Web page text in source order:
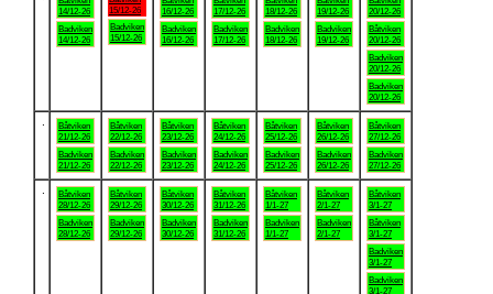
14/12-26
Badviken
14/12-26
15/12-26
Badviken
15/12-26
16/12-26
Badviken
16/12-26
17/12-26
Badviken
17/12-26
18/12-26
Badviken
18/12-26
19/12-26
Badviken
19/12-26
20/12-26
Båtviken
20/12-26
Badviken
20/12-26
Badviken
20/12-26
Båtviken
21/12-26
Badviken
21/12-26
Båtviken
22/12-26
Badviken
22/12-26
Båtviken
23/12-26
Badviken
23/12-26
Båtviken
24/12-26
Badviken
24/12-26
Båtviken
25/12-26
Badviken
25/12-26
Båtviken
26/12-26
Badviken
26/12-26
Båtviken
27/12-26
Badviken
27/12-26
Båtviken
28/12-26
Badviken
28/12-26
Båtviken
29/12-26
Badviken
29/12-26
Båtviken
30/12-26
Badviken
30/12-26
Båtviken
31/12-26
Badviken
31/12-26
Båtviken
1/1-27
Badviken
1/1-27
Båtviken
2/1-27
Badviken
2/1-27
Båtviken
3/1-27
Båtviken
3/1-27
Badviken
3/1-27
Badviken
3/1-27